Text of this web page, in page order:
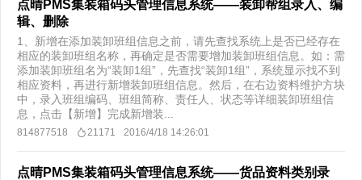
点晴PMS集装箱码头管理信息系统——装卸帮组录入、编
辑、删除
1、新增在添加装卸班组信息之前，请先查找系统上是否已经存在
相应的装卸班组名称，再确定是否需要增加装卸班组信息。如：需
添加装卸班组名为“装卸1组”，先查找“装卸1组”，系统显示找不到
相应资料，再进行新增装卸班组信息。然后，在右边资料维护方块
中，录入班组编码、班组简称、责任人、状态等详细装卸班组信
息，点击【新增】完成新增装...
814877518 21171 2016/4/18 14:26:01
点晴PMS集装箱码头管理信息系统——货品资料类别录